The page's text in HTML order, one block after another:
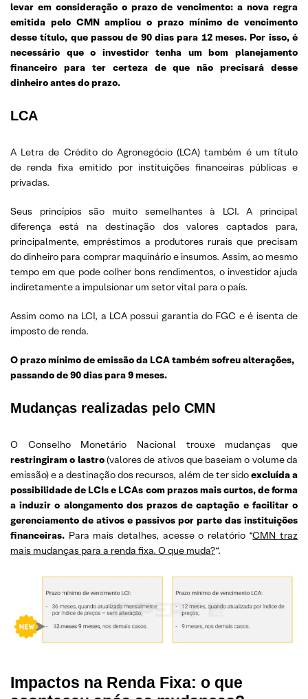
levar em consideração o prazo de vencimento: a nova regra
emitida pelo CMN ampliou o prazo mínimo de vencimento
desse título, que passou de 90 dias para 12 meses. Por isso, é
necessário que o investidor tenha um bom planejamento
financeiro para ter certeza de que não precisará desse
dinheiro antes do prazo.
LCA
A Letra de Crédito do Agronegócio (LCA) também é um título
de renda fixa emitido por instituições financeiras públicas e
privadas.
Seus princípios são muito semelhantes à LCI. A principal
diferença está na destinação dos valores captados para,
principalmente, empréstimos a produtores rurais que precisam
do dinheiro para comprar maquinário e insumos. Assim, ao mesmo
tempo em que pode colher bons rendimentos, o investidor ajuda
indiretamente a impulsionar um setor vital para o país.
Assim como na LCI, a LCA possui garantia do FGC e é isenta de
imposto de renda.
O prazo mínimo de emissão da LCA também sofreu alterações,
passando de 90 dias para 9 meses.
Mudanças realizadas pelo CMN
O Conselho Monetário Nacional trouxe mudanças que
restringiram o lastro(valores de ativos que baseiam o volume da
emissão) e a destinação dos recursos, além de ter sidoexcluída a
possibilidade de LCIs e LCAs com prazos mais curtos, de forma
a induzir o alongamento dos prazos de captação e facilitar o
gerenciamento de ativos e passivos por parte das instituições
financeiras. Para mais detalhes, acesse o relatório “CMN traz
mais mudanças para a renda fixa. O que muda?“.
Impactos na Renda Fixa: o que